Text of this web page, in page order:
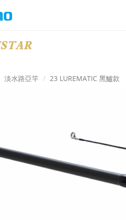
淡水路亞竿 23 LUREMATIC 黑鱸款